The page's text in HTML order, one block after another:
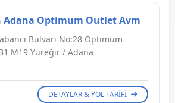
Adana Optimum Outlet Avm
Bulvarı No:28 Optimum
M19 Yüreğir / Adana
DETAYLAR & YOL TARIFI